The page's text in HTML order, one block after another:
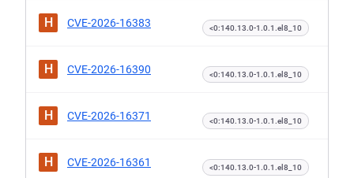
H CVE-2026-16383 <0:140.13.0-1.0.1.el8_10
H CVE-2026-16390 <0:140.13.0-1.0.1.el8_10
H CVE-2026-16371 <0:140.13.0-1.0.1.el8_10
H CVE-2026-16361 <0:140.13.0-1.0.1.el8_10